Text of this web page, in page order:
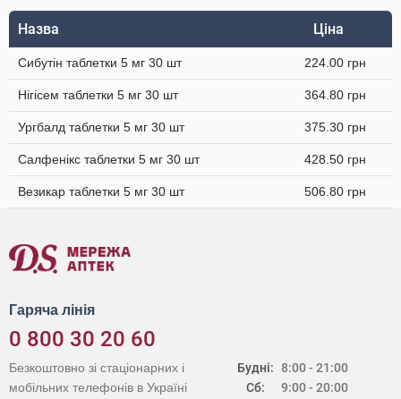
Назва Ціна
Сибутін таблетки 5 мг 30 шт 224.00 грн
Нігісем таблетки 5 мг 30 шт 364.80 грн
Ургбалд таблетки 5 мг 30 шт 375.30 грн
Салфенікс таблетки 5 мг 30 шт 428.50 грн
Везикар таблетки 5 мг 30 шт 506.80 грн
Гаряча лінія
0 800 30 20 60
Будні:
Сб:
8:00 - 21:00
9:00 - 20:00
Безкоштовно зі стаціонарних і
мобільних телефонів в Україні